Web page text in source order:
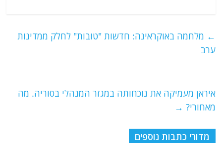
s
g
l
er
e
k
← מלחמה באוקראינה: חדשות "טובות" לחלק ממדינות
ערב
איראן מעמיקה את נוכחותה במגזר המנהלי בסוריה. מה
מאחורי? →
מדורי כתבות נוספים